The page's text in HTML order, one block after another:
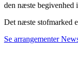
den næste begivenhed
Det næste stofmarked
Se arrangementer